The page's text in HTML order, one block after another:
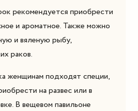
рекомендуется приобрести
и ароматное. Также можно
и вяленую рыбу,
раков.
женщинам подходят специи,
на развес или в
В вещевом павильоне